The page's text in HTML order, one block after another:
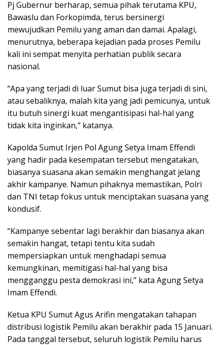
Pj Gubernur berharap, semua pihak terutama KPU,
Bawaslu dan Forkopimda, terus bersinergi
mewujudkan Pemilu yang aman dan damai. Apalagi,
menurutnya, beberapa kejadian pada proses Pemilu
kali ini sempat menyita perhatian publik secara
nasional.
“Apa yang terjadi di luar Sumut bisa juga terjadi di sini,
atau sebaliknya, malah kita yang jadi pemicunya, untuk
itu butuh sinergi kuat mengantisipasi hal-hal yang
tidak kita inginkan,” katanya.
Kapolda Sumut Irjen Pol Agung Setya Imam Effendi
yang hadir pada kesempatan tersebut mengatakan,
biasanya suasana akan semakin menghangat jelang
akhir kampanye. Namun pihaknya memastikan, Polri
dan TNI tetap fokus untuk menciptakan suasana yang
kondusif.
“Kampanye sebentar lagi berakhir dan biasanya akan
semakin hangat, tetapi tentu kita sudah
mempersiapkan untuk menghadapi semua
kemungkinan, memitigasi hal-hal yang bisa
mengganggu pesta demokrasi ini,” kata Agung Setya
Imam Effendi.
Ketua KPU Sumut Agus Arifin mengatakan tahapan
distribusi logistik Pemilu akan berakhir pada 15 Januari.
Pada tanggal tersebut, seluruh logistik Pemilu harus